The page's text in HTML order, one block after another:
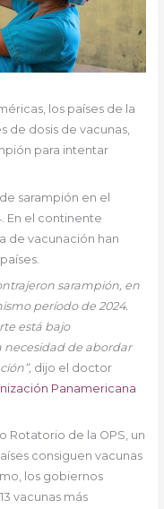
los países de la
de dosis de vacunas,
para intentar
sarampión en el
En el continente
de vacunación han
sarampión, en
período de 2024.
está bajo
necesidad de abordar
dijo el doctor
Panamericana
Rotatorio de la OPS, un
consiguen vacunas
los gobiernos
vacunas más